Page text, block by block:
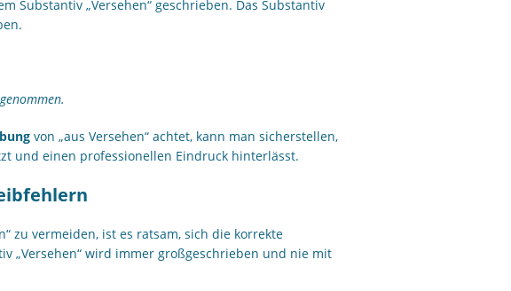
Substantiv „Versehen“ geschrieben. Das Substantiv
von „aus Versehen“ achtet, kann man sicherstellen,
und einen professionellen Eindruck hinterlässt.
zu vermeiden, ist es ratsam, sich die korrekte
„Versehen“ wird immer großgeschrieben und nie mit